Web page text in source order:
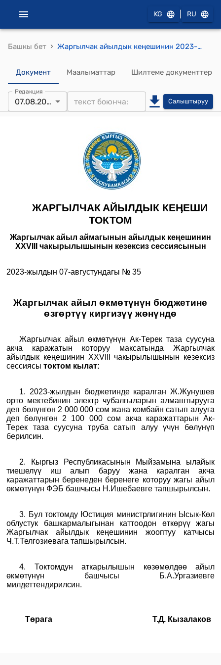
KG RU
Башкы бет › Жаргылчак айылдык кеңешинин 2023-жылдын 07-августундагы № 35 "Жаргылчак айыл өкмөтүнүн бюджетине өзгөртүү киргизүү жөнүндө” токтому
Документ Маалыматтар Шилтеме документтер
Редакция
07.08.2023 Салыштыруу